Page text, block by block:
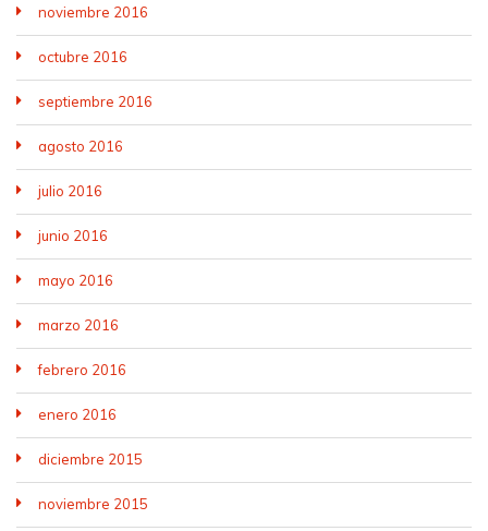
noviembre 2016
octubre 2016
septiembre 2016
agosto 2016
julio 2016
junio 2016
mayo 2016
marzo 2016
febrero 2016
enero 2016
diciembre 2015
noviembre 2015